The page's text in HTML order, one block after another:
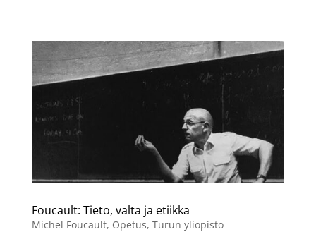
Foucault: Tieto, valta ja etiikka
Michel Foucault, Opetus, Turun yliopisto